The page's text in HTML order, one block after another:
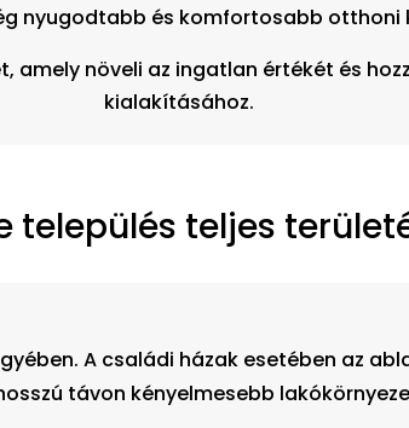
nyugodtabb és komfortosabb otthoni
amely növeli az ingatlan értékét és
kialakításához.
teljes
A családi házak esetében az
távon kényelmesebb